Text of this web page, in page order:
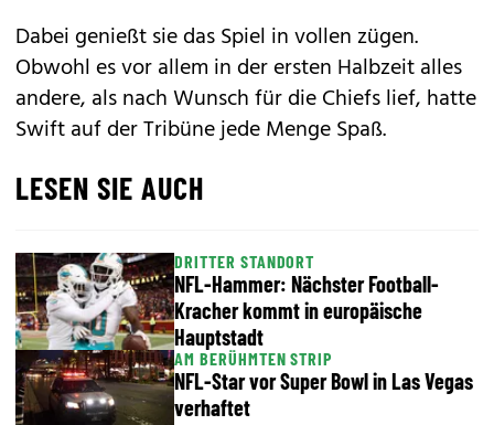
Dabei genießt sie das Spiel in vollen zügen.
Obwohl es vor allem in der ersten Halbzeit alles
andere, als nach Wunsch für die Chiefs lief, hatte
Swift auf der Tribüne jede Menge Spaß.
LESEN SIE AUCH
DRITTER STANDORT
NFL-Hammer: Nächster Football-
Kracher kommt in europäische
Hauptstadt
AM BERÜHMTEN STRIP
NFL-Star vor Super Bowl in Las Vegas
verhaftet